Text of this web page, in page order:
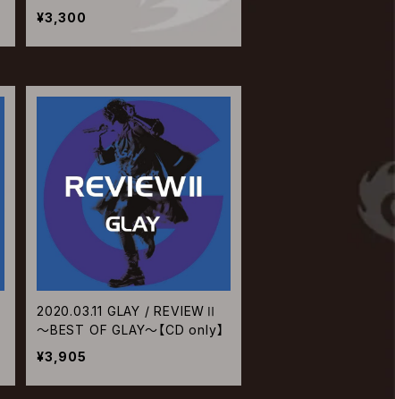
¥3,300
2020.03.11 GLAY / REVIEWⅡ
～BEST OF GLAY～【CD only】
¥3,905